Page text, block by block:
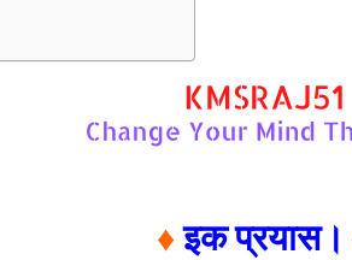
♦इक प्रयास।